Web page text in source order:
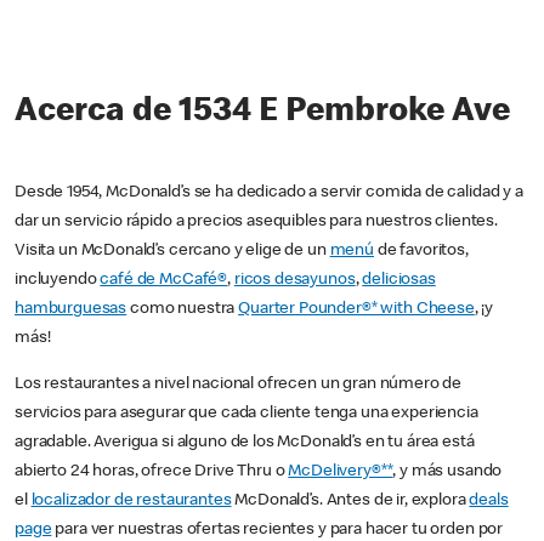
Acerca de 1534 E Pembroke Ave
Desde 1954, McDonald’s se ha dedicado a servir comida de calidad y a
dar un servicio rápido a precios asequibles para nuestros clientes.
Visita un McDonald’s cercano y elige de un menú de favoritos,
incluyendocafé de McCafé®, ricos desayunos,deliciosas
hamburguesas como nuestraQuarter Pounder®* with Cheese, ¡y
más!
Los restaurantes a nivel nacional ofrecen un gran número de
servicios para asegurar que cada cliente tenga una experiencia
agradable. Averigua si alguno de los McDonald’s en tu área está
abierto 24 horas, ofrece Drive Thru oMcDelivery®**, y más usando
el localizador de restaurantesMcDonald’s. Antes de ir, exploradeals
pagepara ver nuestras ofertas recientes y para hacer tu orden por